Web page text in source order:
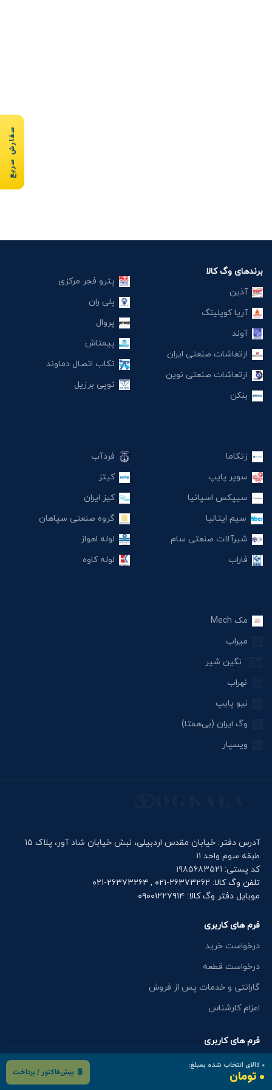
۰ کالای انتخاب شده بمبلغ:
۰ تومان 🧾 پیش‌فاکتور / پرداخت
برندهای وگ کالا
آذین
آریا کوپلینگ
آوند
ارتعاشات صنعتی ایران
ارتعاشات صنعتی نوین
بنکن
پترو فجر مرکزی
پلی ران
پروال
پیمتاش
تکاب اتصال دماوند
توپی برزیل
زتکاما
سوپر پایپ
سیپکس اسپانیا
سیم ایتالیا
شیرآلات صنعتی سام
فاراب
فردآب
کیتز
کیز ایران
گروه صنعتی سپاهان
لوله اهواز
لوله کاوه
مک Mech
میراب
نگین شیر
نهراب
نیو پایپ
وگ ایران (بی‌همتا)
ویسپار
آدرس دفتر: خیابان مقدس اردبیلی، نبش خیابان شاد آور، پلاک ۱۵
طبقه سوم واحد ۱۱
کد پستی: ۱۹۸۵۶۸۳۵۲۱
تلفن وگ کالا: ۲۶۳۷۳۲۶۲-۰۲۱ , ۲۶۳۷۳۲۶۴-۰۲۱
موبایل دفتر وگ کالا: ۰۹۰۰۱۲۲۷۹۱۴
فرم های کاربری
درخواست خرید
درخواست قطعه
گارانتی و خدمات پس از فروش
اعزام کارشناس
فرم های کاربری
کاتالوگ محصولات
استخدام
سفارش سریع